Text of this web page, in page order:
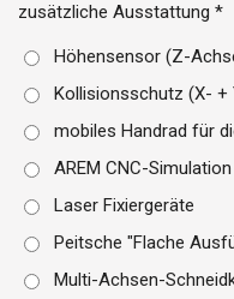
zusätzliche Ausstattung *
Höhensensor (Z-
Kollisionsschutz (X- +
mobiles Handrad für
AREM CNC-
Laser Fixiergeräte
Peitsche "Flache
Multi-Achsen-